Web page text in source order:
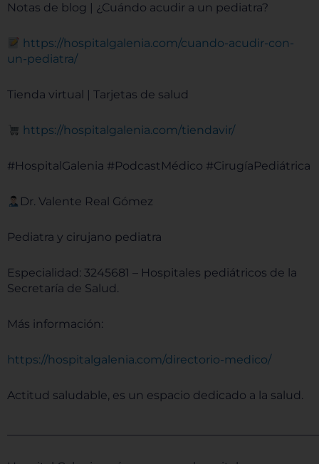
Notas de blog | ¿Cuándo acudir a un pediatra?
https://hospitalgalenia.com/cuando-acudir-con-
un-pediatra/
Tienda virtual | Tarjetas de salud
https://hospitalgalenia.com/tiendavir/
#HospitalGalenia #PodcastMédico #CirugíaPediátrica
Dr. Valente Real Gómez
Pediatra y cirujano pediatra
Especialidad: 3245681 – Hospitales pediátricos de la
Secretaría de Salud.
Más información:
https://hospitalgalenia.com/directorio-medico/
Actitud saludable, es un espacio dedicado a la salud.